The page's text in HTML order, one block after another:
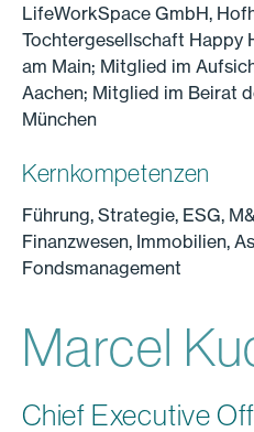
LifeWorkSpace GmbH,
Tochtergesellschaft Happy
am Main; Mitglied im
Aachen; Mitglied im Beirat
München
Kernkompetenzen
Führung, Strategie, ESG,
Finanzwesen, Immobilien,
Fondsmanagement
Marcel
Chief Executive